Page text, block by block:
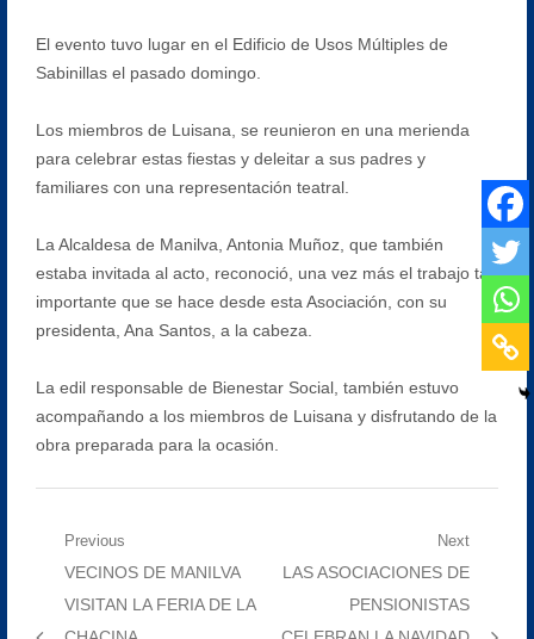
El evento tuvo lugar en el Edificio de Usos Múltiples de
Sabinillas el pasado domingo.
Los miembros de Luisana, se reunieron en una merienda
para celebrar estas fiestas y deleitar a sus padres y
familiares con una representación teatral.
La Alcaldesa de Manilva, Antonia Muñoz, que también
estaba invitada al acto, reconoció, una vez más el trabajo tan
importante que se hace desde esta Asociación, con su
presidenta, Ana Santos, a la cabeza.
La edil responsable de Bienestar Social, también estuvo
acompañando a los miembros de Luisana y disfrutando de la
obra preparada para la ocasión.
Navegación
entradas
Previous
Previous
post:
VECINOS DE MANILVA
VISITAN LA FERIA DE LA
Next
Next
LAS ASOCIACIONES DE
PENSIONISTAS